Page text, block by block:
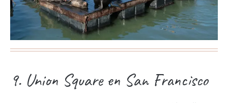
9. Union Square en San Francisco